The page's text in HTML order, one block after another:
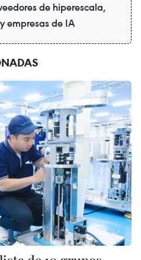
de hiperescala,
empresas de IA